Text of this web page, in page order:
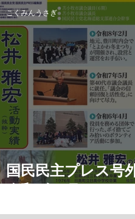
国民民主プレス号
こくみんうさぎ